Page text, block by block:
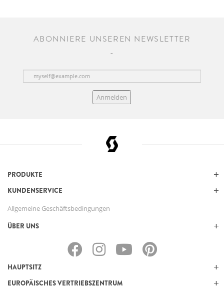
ABONNIERE UNSEREN NEWSLETTER
Anmelden
PRODUKTE
KUNDENSERVICE
Allgemeine Geschäftsbedingungen
ÜBER UNS
HAUPTSITZ
EUROPÄISCHES VERTRIEBSZENTRUM